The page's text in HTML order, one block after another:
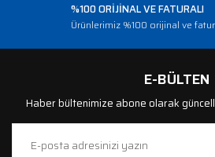
%100 ORİJİNAL VE FATURALI
Ürünlerimiz %100 orijinal ve
E-BÜLTEN
Haber bültenimize abone olarak